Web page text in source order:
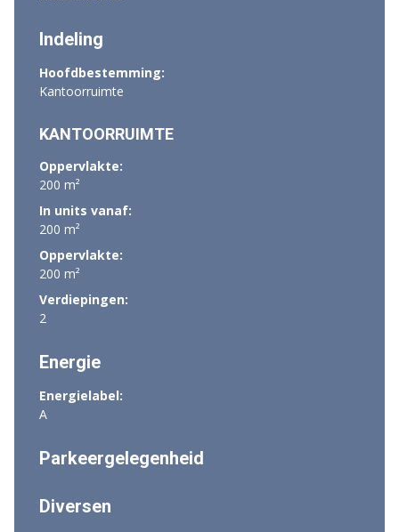
Indeling
Hoofdbestemming:
Kantoorruimte
KANTOORRUIMTE
Oppervlakte:
200 m²
In units vanaf:
200 m²
Oppervlakte:
200 m²
Verdiepingen:
2
Energie
Energielabel:
A
Parkeergelegenheid
Diversen